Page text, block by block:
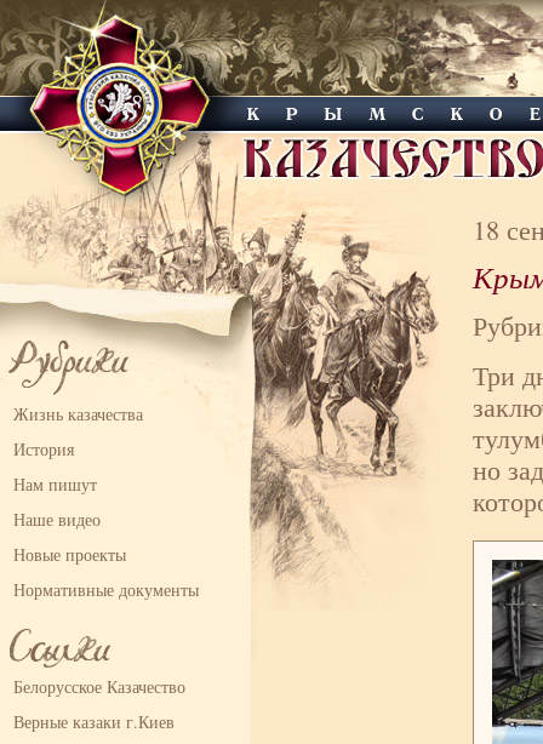
Жизнь казачества
История
Нам пишут
Наше видео
Новые проекты
Нормативные документы
Белорусское Казачество
Верные казаки г.Киев
18
Три
но